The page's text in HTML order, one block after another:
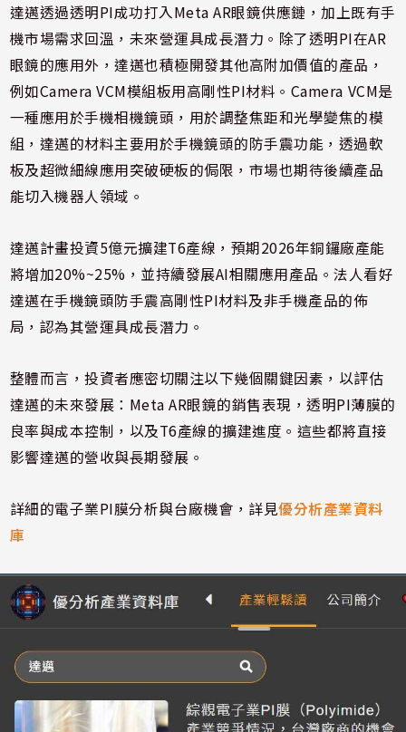
達邁透過透明PI成功打入Meta AR眼鏡供應鏈，加上既有手
機市場需求回溫，未來營運具成長潛力。除了透明PI在AR
眼鏡的應用外，達邁也積極開發其他高附加價值的產品，
例如Camera VCM模組板用高剛性PI材料。Camera VCM是
一種應用於手機相機鏡頭，用於調整焦距和光學變焦的模
組，達邁的材料主要用於手機鏡頭的防手震功能，透過軟
板及超微細線應用突破硬板的侷限，市場也期待後續產品
能切入機器人領域。
達邁計畫投資5億元擴建T6產線，預期2026年銅鑼廠產能
將增加20%~25%，並持續發展AI相關應用產品。法人看好
達邁在手機鏡頭防手震高剛性PI材料及非手機產品的佈
局，認為其營運具成長潛力。
整體而言，投資者應密切關注以下幾個關鍵因素，以評估
達邁的未來發展：Meta AR眼鏡的銷售表現，透明PI薄膜的
良率與成本控制，以及T6產線的擴建進度。這些都將直接
影響達邁的營收與長期發展。
詳細的電子業PI膜分析與台廠機會，詳見優分析產業資料
庫